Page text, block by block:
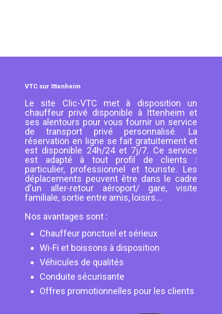
VTC sur Ittenheim
Le site Clic-VTC met à disposition un
chauffeur privé disponible à Ittenheim et
ses alentours pour vous fournir un service
de transport privé personnalisé. La
réservation en ligne se fait gratuitement et
est disponible 24h/24 et 7j/7. Ce service
est adapté à tout profil de clients :
particulier, professionnel et touriste. Les
déplacements peuvent être dans le cadre
d'un aller-retour aéroport/ gare, visite
familiale, sortie entre amis, loisirs...
Nos avantages sont :
Chauffeur ponctuel et sérieux
Wi-Fi et boissons à disposition
Véhicules de qualités
Conduite sécurisante
Offres promotionnelles pour les clients